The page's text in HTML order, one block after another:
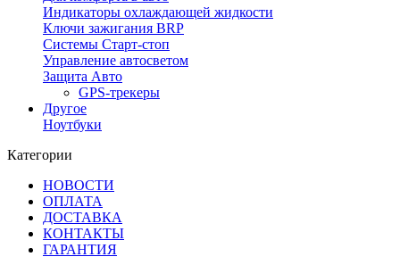
Индикаторы охлаждающей жидкости
Ключи зажигания BRP
Системы Старт-стоп
Управление автосветом
Защита Авто
GPS-трекеры
Другое
Ноутбуки
Категории
НОВОСТИ
ОПЛАТА
ДОСТАВКА
КОНТАКТЫ
ГАРАНТИЯ